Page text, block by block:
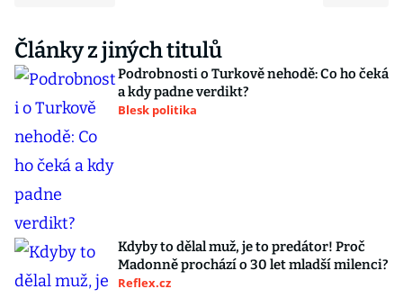
Články z jiných titulů
Podrobnosti o Turkově nehodě: Co ho čeká
a kdy padne verdikt?
Blesk politika
Kdyby to dělal muž, je to predátor! Proč
Madonně prochází o 30 let mladší milenci?
Reflex.cz